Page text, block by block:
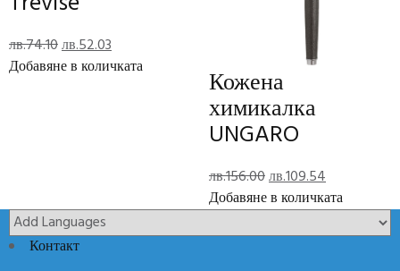
Reviews
Луксозни идеи,Луксозни химикали
лв.74.10Original
price
лв.52.03Текущата
цена
Добавяне в количката Кожена
химикалка
UNGARO
лв.156.00Original
price
лв.156.00.
лв.109.54Текущата
цена
лв.109.54.
Добавяне в количката
Контакт